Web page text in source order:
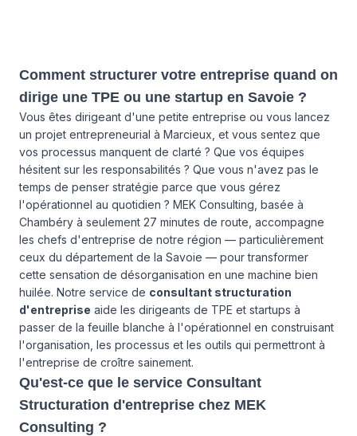
Comment structurer votre entreprise quand on
dirige une TPE ou une startup en Savoie ?
Vous êtes dirigeant d'une petite entreprise ou vous lancez
un projet entrepreneurial à Marcieux, et vous sentez que
vos processus manquent de clarté ? Que vos équipes
hésitent sur les responsabilités ? Que vous n'avez pas le
temps de penser stratégie parce que vous gérez
l'opérationnel au quotidien ? MEK Consulting, basée à
Chambéry à seulement 27 minutes de route, accompagne
les chefs d'entreprise de notre région — particulièrement
ceux du département de la Savoie — pour transformer
cette sensation de désorganisation en une machine bien
huilée. Notre service de consultant structuration
d'entreprise aide les dirigeants de TPE et startups à
passer de la feuille blanche à l'opérationnel en construisant
l'organisation, les processus et les outils qui permettront à
l'entreprise de croître sainement.
Qu'est-ce que le service Consultant
Structuration d'entreprise chez MEK
Consulting ?